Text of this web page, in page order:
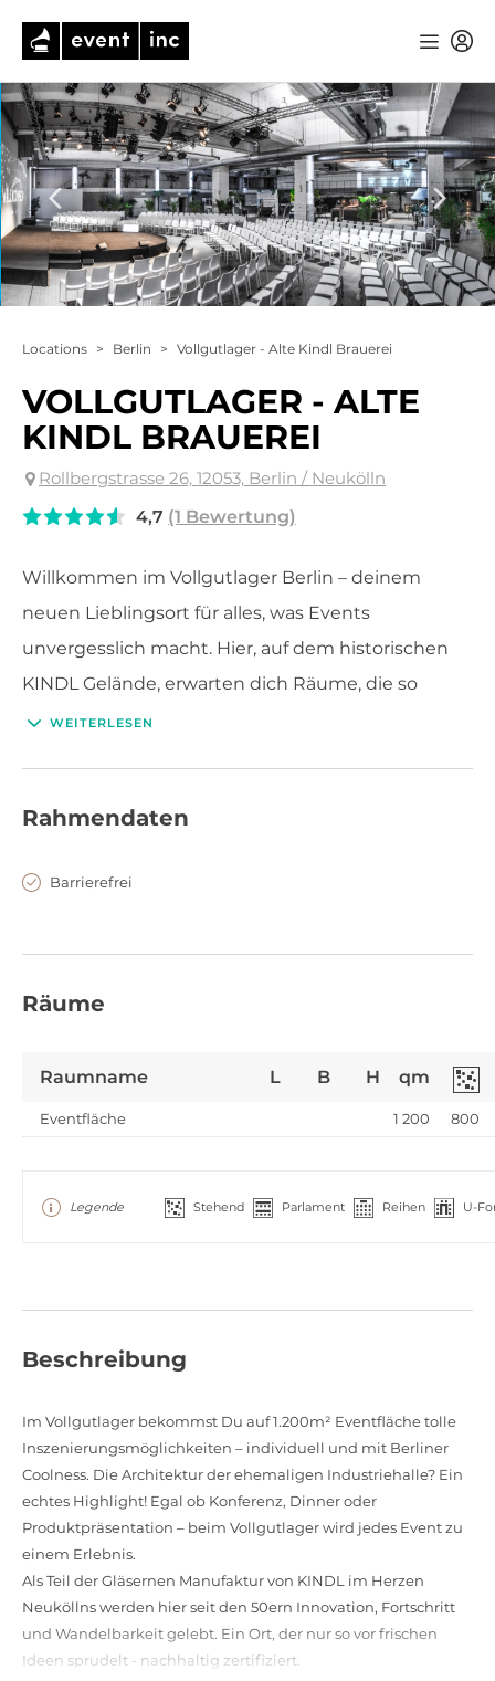
Locations > Berlin > Vollgutlager - Alte Kindl Brauerei
VOLLGUTLAGER - ALTE
KINDL BRAUEREI
Rollbergstrasse 26, 12053, Berlin / Neukölln
4,7 (1 Bewertung)
Willkommen im Vollgutlager Berlin – deinem
neuen Lieblingsort für alles, was Events
unvergesslich macht. Hier, auf dem historischen
KINDL Gelände, erwarten dich Räume, die so
flexibel sind wie deine Ideen.
WEITERLESEN
Rahmendaten
Barrierefrei
Räume
Raumname L B H qm
Eventfläche 1 200 800
Legende Stehend Parlament Reihen U-
Beschreibung
Im Vollgutlager bekommst Du auf 1.200m² Eventfläche tolle
Inszenierungsmöglichkeiten – individuell und mit Berliner
Coolness. Die Architektur der ehemaligen Industriehalle? Ein
echtes Highlight! Egal ob Konferenz, Dinner oder
Produktpräsentation – beim Vollgutlager wird jedes Event zu
einem Erlebnis.
Als Teil der Gläsernen Manufaktur von KINDL im Herzen
Neuköllns werden hier seit den 50ern Innovation, Fortschritt
und Wandelbarkeit gelebt. Ein Ort, der nur so vor frischen
Ideen sprudelt - nachhaltig zertifiziert.